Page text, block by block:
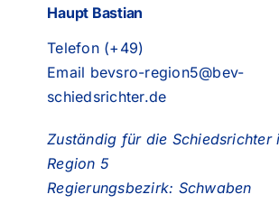
Haupt Bastian
Telefon (+49)
Email bevsro-region5@bev-
schiedsrichter.de
Zuständig für die Schiedsrichter
Region 5
Regierungsbezirk: Schwaben